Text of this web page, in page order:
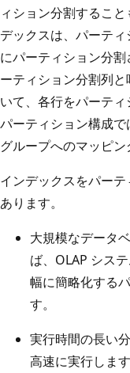
ィション分割するこ
デックスは、パーテ
にパーティション分
ーティション分割列
いて、各行をパーティ
パーティション構成
グループへのマッピン
インデックスをパー
あります。
大規模なデータ
ば、OLAP シス
幅に簡略化する
す。
実行時間の長い
高速に実行しま